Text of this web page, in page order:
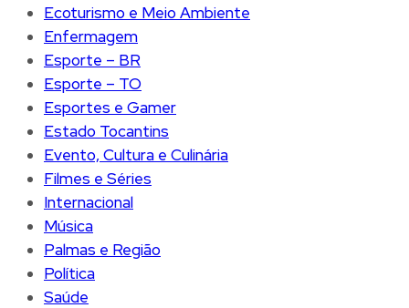
Ecoturismo e Meio Ambiente
Enfermagem
Esporte – BR
Esporte – TO
Esportes e Gamer
Estado Tocantins
Evento, Cultura e Culinária
Filmes e Séries
Internacional
Música
Palmas e Região
Política
Saúde